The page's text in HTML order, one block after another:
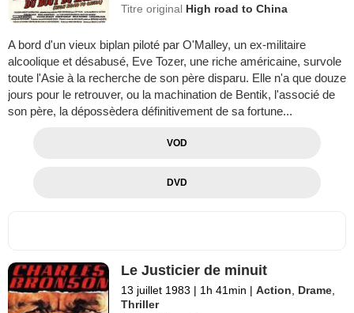
Titre original High road to China
A bord d'un vieux biplan piloté par O'Malley, un ex-militaire
alcoolique et désabusé, Eve Tozer, une riche américaine, survole
toute l'Asie à la recherche de son père disparu. Elle n'a que douze
jours pour le retrouver, ou la machination de Bentik, l'associé de
son père, la dépossèdera définitivement de sa fortune...
VOD
DVD
Le Justicier de minuit
13 juillet 1983 | 1h 41min | Action Drame
Thriller